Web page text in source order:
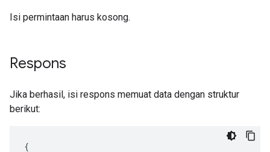
Isi permintaan harus kosong.
Respons
Jika berhasil, isi respons memuat data dengan struktur
berikut: